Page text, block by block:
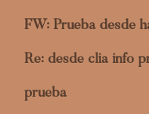
FW: Prueba desde
Re: desde clia info
prueba